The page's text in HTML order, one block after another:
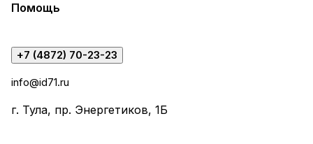
Помощь
+7 (4872) 70-23-23
info@id71.ru
г. Тула, пр. Энергетиков, 1Б